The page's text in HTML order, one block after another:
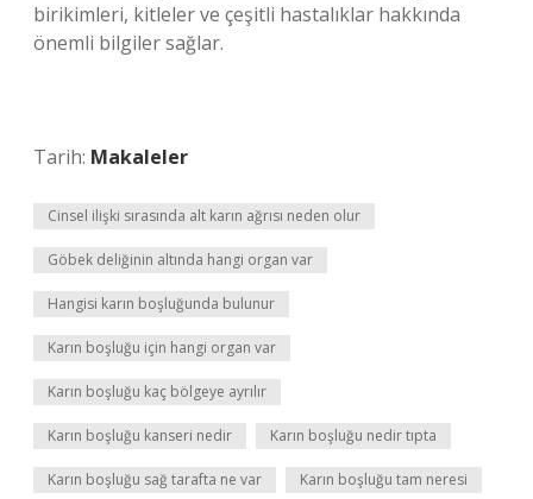
birikimleri, kitleler ve çeşitli hastalıklar hakkında
önemli bilgiler sağlar.
Tarih: Makaleler
Cinsel ilişki sırasında alt karın ağrısı neden olur
Göbek deliğinin altında hangi organ var
Hangisi karın boşluğunda bulunur
Karın boşluğu için hangi organ var
Karın boşluğu kaç bölgeye ayrılır
Karın boşluğu kanseri nedir Karın boşluğu nedir tıpta
Karın boşluğu sağ tarafta ne var Karın boşluğu tam neresi